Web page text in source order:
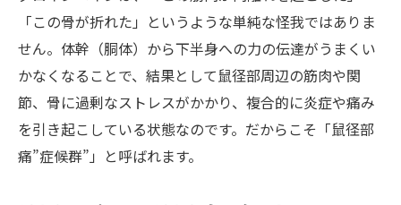
「この骨が折れた」というような単純な怪我ではありま
せん。体幹（胴体）から下半身への力の伝達がうまくい
かなくなることで、結果として鼠径部周辺の筋肉や関
節、骨に過剰なストレスがかかり、複合的に炎症や痛み
を引き起こしている状態なのです。だからこそ「鼠径部
痛”症候群”」と呼ばれます。